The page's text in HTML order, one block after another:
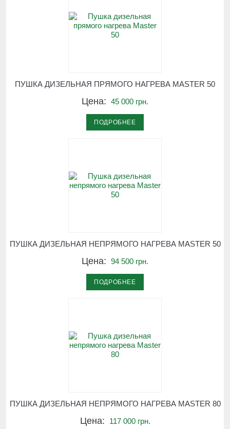
ПУШКА ДИЗЕЛЬНАЯ ПРЯМОГО НАГРЕВА MASTER 50
Цена: 45 000 грн.
ПОДРОБНЕЕ
ПУШКА ДИЗЕЛЬНАЯ НЕПРЯМОГО НАГРЕВА MASTER 50
Цена: 94 500 грн.
ПОДРОБНЕЕ
ПУШКА ДИЗЕЛЬНАЯ НЕПРЯМОГО НАГРЕВА MASTER 80
Цена: 117 000 грн.